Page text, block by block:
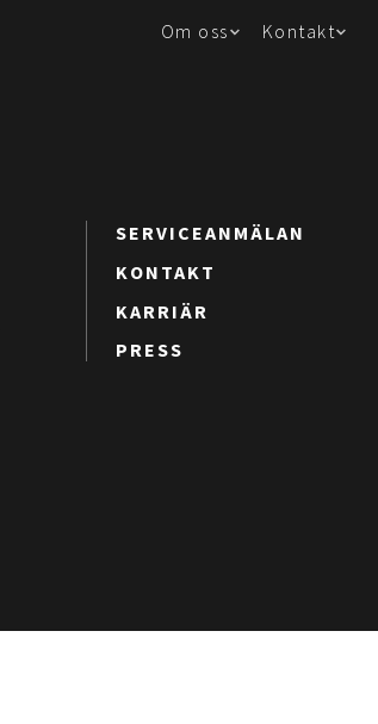
Om oss Kontakt
SERVICEANMÄLAN
KONTAKT
KARRIÄR
PRESS